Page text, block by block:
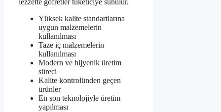
lezzette gofretler tüketiciye sunulur.
Yüksek kalite standartlarına
uygun malzemelerin
kullanılması
Taze iç malzemelerin
kullanılması
Modern ve hijyenik üretim
süreci
Kalite kontrolünden geçen
ürünler
En son teknolojiyle üretim
yapılması